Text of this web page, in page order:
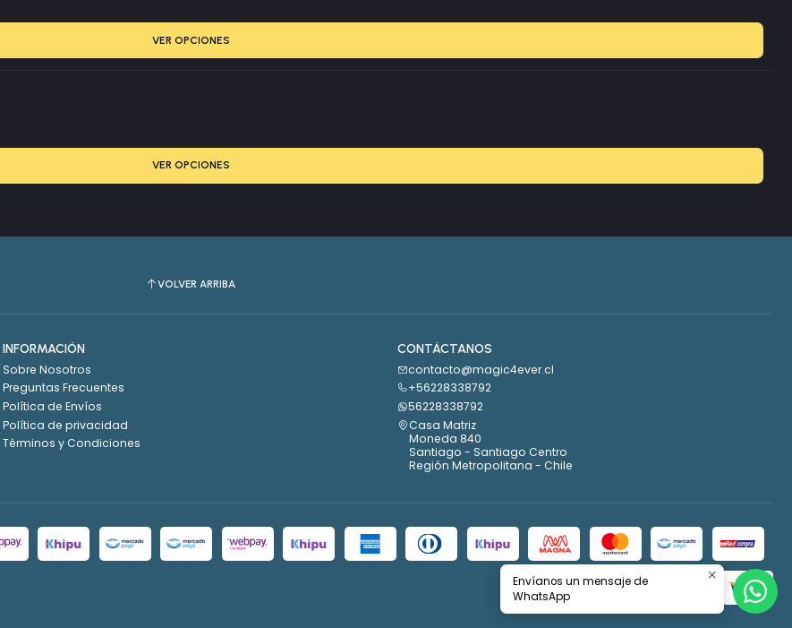
VER OPCIONES
VER OPCIONES
VOLVER ARRIBA
INFORMACIÓN
Sobre Nosotros
Preguntas Frecuentes
Política de Envíos
Política de privacidad
Términos y Condiciones
CONTÁCTANOS
contacto@magic4ever.cl
+56228338792
56228338792
Casa Matriz
Moneda 840
Santiago - Santiago Centro
Región Metropolitana - Chile
Envíanos un mensaje de
WhatsApp